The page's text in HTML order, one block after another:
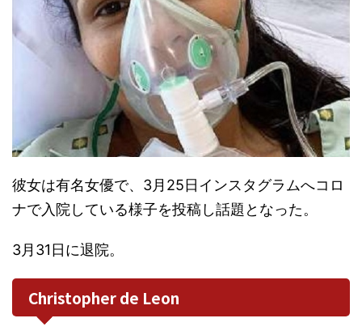
彼女は有名女優で、3月25日インスタグラムへコロ
ナで入院している様子を投稿し話題となった。
3月31日に退院。
Christopher de Leon